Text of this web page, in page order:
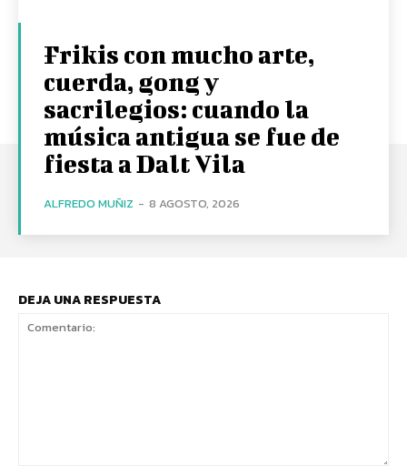
Frikis con mucho arte,
cuerda, gong y
sacrilegios: cuando la
música antigua se fue de
fiesta a Dalt Vila
ALFREDO MUÑIZ - 8 AGOSTO, 2026
DEJA UNA RESPUESTA